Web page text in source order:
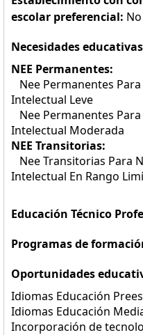
escolar preferencial: No
Necesidades
NEE Permanentes:
Nee Permanentes
Intelectual Leve
Nee Permanentes
Intelectual Moderada
NEE Transitorias:
Nee Transitorias Para
Intelectual En Rango
Educación Técnico
Programas de
Oportunidades
Idiomas Educación
Idiomas Educación
Incorporación de